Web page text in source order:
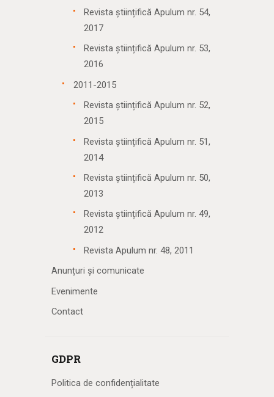
Revista științifică Apulum nr. 54,
2017
Revista științifică Apulum nr. 53,
2016
2011-2015
Revista științifică Apulum nr. 52,
2015
Revista științifică Apulum nr. 51,
2014
Revista științifică Apulum nr. 50,
2013
Revista științifică Apulum nr. 49,
2012
Revista Apulum nr. 48, 2011
Anunțuri și comunicate
Evenimente
Contact
GDPR
Politica de confidențialitate